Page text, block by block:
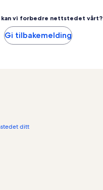
kan vi forbedre nettstedet vårt?
Gi tilbakemelding
ditt